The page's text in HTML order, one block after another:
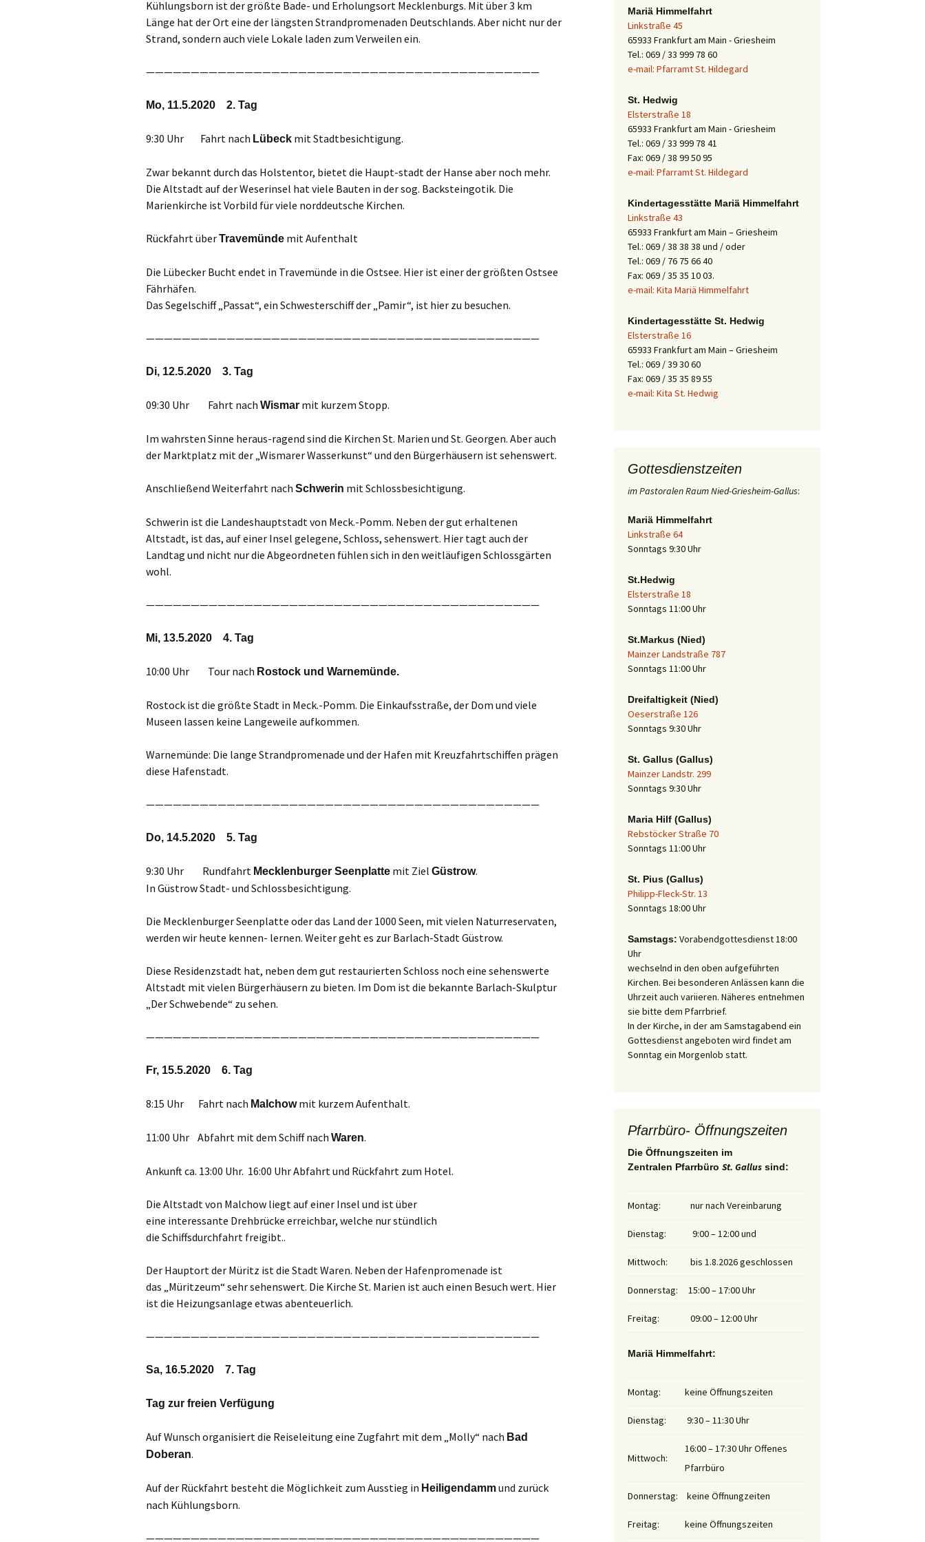
Kühlungsborn ist der größte Bade- und Erholungsort Mecklenburgs. Mit über 3 km
Länge hat der Ort eine der längsten Strandpromenaden Deutschlands. Aber nicht nur der
Strand, sondern auch viele Lokale laden zum Verweilen ein.
————————————————————————————————————————————
Mo, 11.5.2020 2. Tag
9:30 Uhr Fahrt nach Lübeck mit Stadtbesichtigung.
Zwar bekannt durch das Holstentor, bietet die Haupt-stadt der Hanse aber noch mehr.
Die Altstadt auf der Weserinsel hat viele Bauten in der sog. Backsteingotik. Die
Marienkirche ist Vorbild für viele norddeutsche Kirchen.
Rückfahrt überTravemünde mit Aufenthalt
Die Lübecker Bucht endet in Travemünde in die Ostsee. Hier ist einer der größten Ostsee
Fährhäfen.
Das Segelschiff „Passat“, ein Schwesterschiff der „Pamir“, ist hier zu besuchen.
————————————————————————————————————————————
Di, 12.5.2020 3. Tag
09:30 Uhr Fahrt nach Wismar mit kurzem Stopp.
Im wahrsten Sinne heraus-ragend sind die Kirchen St. Marien und St. Georgen. Aber auch
der Marktplatz mit der „Wismarer Wasserkunst“ und den Bürgerhäusern ist sehenswert.
Anschließend Weiterfahrt nach Schwerin mit Schlossbesichtigung.
Schwerin ist die Landeshauptstadt von Meck.-Pomm. Neben der gut erhaltenen
Altstadt, ist das, auf einer Insel gelegene, Schloss, sehenswert. Hier tagt auch der
Landtag und nicht nur die Abgeordneten fühlen sich in den weitläufigen Schlossgärten
wohl.
————————————————————————————————————————————
Mi, 13.5.2020 4. Tag
10:00 Uhr Tour nach Rostock und Warnemünde.
Rostock ist die größte Stadt in Meck.-Pomm. Die Einkaufsstraße, der Dom und viele
Museen lassen keine Langeweile aufkommen.
Warnemünde: Die lange Strandpromenade und der Hafen mit Kreuzfahrtschiffen prägen
diese Hafenstadt.
————————————————————————————————————————————
Do, 14.5.2020 5. Tag
9:30 Uhr Rundfahrt Mecklenburger Seenplatte mit Ziel Güstrow.
In Güstrow Stadt- und Schlossbesichtigung.
Die Mecklenburger Seenplatte oder das Land der 1000 Seen, mit vielen Naturreservaten,
werden wir heute kennen- lernen. Weiter geht es zur Barlach-Stadt Güstrow.
Diese Residenzstadt hat, neben dem gut restaurierten Schloss noch eine sehenswerte
Altstadt mit vielen Bürgerhäusern zu bieten. Im Dom ist die bekannte Barlach-Skulptur
„Der Schwebende“ zu sehen.
————————————————————————————————————————————
Fr, 15.5.2020 6. Tag
8:15 Uhr Fahrt nach Malchowmit kurzem Aufenthalt.
11:00 Uhr Abfahrt mit dem Schiff nach Waren.
Ankunft ca. 13:00 Uhr. 16:00 Uhr Abfahrt und Rückfahrt zum Hotel.
Die Altstadt von Malchow liegt auf einer Insel und ist über
eine interessante Drehbrücke erreichbar, welche nur stündlich
die Schiffsdurchfahrt freigibt..
Der Hauptort der Müritz ist die Stadt Waren. Neben der Hafenpromenade ist
das „Müritzeum“ sehr sehenswert. Die Kirche St. Marien ist auch einen Besuch wert. Hier
ist die Heizungsanlage etwas abenteuerlich.
————————————————————————————————————————————
Sa, 16.5.2020 7. Tag
Tag zur freien Verfügung
Auf Wunsch organisiert die Reiseleitung eine Zugfahrt mit dem „Molly“ nach Bad
Doberan.
Auf der Rückfahrt besteht die Möglichkeit zum Ausstieg in Heiligendammund zurück
nach Kühlungsborn.
————————————————————————————————————————————
Mariä Himmelfahrt
Linkstraße 45
65933 Frankfurt am Main - Griesheim
Tel.: 069 / 33 999 78 60
e-mail: Pfarramt St. Hildegard
St. Hedwig
Elsterstraße 18
65933 Frankfurt am Main - Griesheim
Tel.: 069 / 33 999 78 41
Fax: 069 / 38 99 50 95
e-mail: Pfarramt St. Hildegard
Kindertagesstätte Mariä Himmelfahrt
Linkstraße 43
65933 Frankfurt am Main – Griesheim
Tel.: 069 / 38 38 38 und / oder
Tel.: 069 / 76 75 66 40
Fax: 069 / 35 35 10 03.
e-mail: Kita Mariä Himmelfahrt
Kindertagesstätte St. Hedwig
Elsterstraße 16
65933 Frankfurt am Main – Griesheim
Tel.: 069 / 39 30 60
Fax: 069 / 35 35 89 55
e-mail: Kita St. Hedwig
Gottesdienstzeiten
im Pastoralen Raum Nied-Griesheim-Gallus:
Mariä Himmelfahrt
Linkstraße 64
Sonntags 9:30 Uhr
St.Hedwig
Elsterstraße 18
Sonntags 11:00 Uhr
St.Markus (Nied)
Mainzer Landstraße 787
Sonntags 11:00 Uhr
Dreifaltigkeit (Nied)
Oeserstraße 126
Sonntags 9:30 Uhr
St. Gallus (Gallus)
Mainzer Landstr. 299
Sonntags 9:30 Uhr
Maria Hilf (Gallus)
Rebstöcker Straße 70
Sonntags 11:00 Uhr
St. Pius (Gallus)
Philipp-Fleck-Str. 13
Sonntags 18:00 Uhr
Samstags: Vorabendgottesdienst 18:00
Uhr
wechselnd in den oben aufgeführten
Kirchen. Bei besonderen Anlässen kann die
Uhrzeit auch variieren. Näheres entnehmen
sie bitte dem Pfarrbrief.
In der Kirche, in der am Samstagabend ein
Gottesdienst angeboten wird findet am
Sonntag ein Morgenlob statt.
Pfarrbüro- Öffnungszeiten
Die Öffnungszeiten im
Zentralen Pfarrbüro St. Gallus sind:
Montag: nur nach Vereinbarung
Dienstag: 9:00 – 12:00 und
Mittwoch: bis 1.8.2026 geschlossen
Donnerstag: 15:00 – 17:00 Uhr
Freitag: 09:00 – 12:00 Uhr
Mariä Himmelfahrt:
Montag: keine Öffnungszeiten
Dienstag: 9:30 – 11:30 Uhr
Mittwoch:
16:00 – 17:30 Uhr Offenes
Pfarrbüro
Donnerstag: keine Öffnungzeiten
Freitag: keine Öffnungszeiten